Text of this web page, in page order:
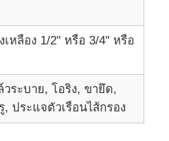
เหลือง 1/2" หรือ 3/4" หรือ
วระบาย, โอริง, ขายึด,
, ประแจตัวเรือนไส้กรอง